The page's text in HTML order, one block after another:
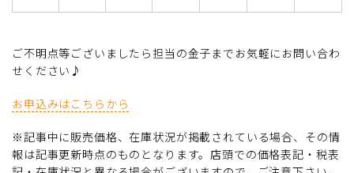
ご不明点等ございましたら担当の金子までお気軽にお問い合わ
せください♪
お申込みはこちらから
※記事中に販売価格、在庫状況が掲載されている場合、その情
報は記事更新時点のものとなります。店頭での価格表記・税表